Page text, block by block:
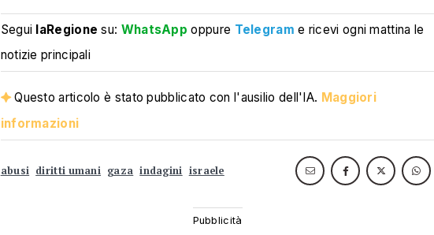
Segui laRegione su: WhatsApp oppure Telegram e ricevi ogni mattina le
notizie principali
Questo articolo è stato pubblicato con l'ausilio dell'IA. Maggiori
informazioni
abusi diritti umani gaza indagini israele